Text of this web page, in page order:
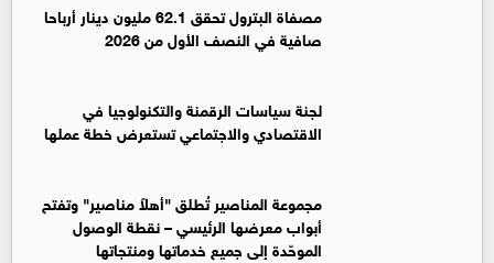
مصفاة البترول تحقق 62.1 مليون دينار أرباحا
صافية في النصف الأول من 2026
لجنة سياسات الرقمنة والتكنولوجيا في
الاقتصادي والاجتماعي تستعرض خطة عملها
مجموعة المناصير تُطلق "أهلاً مناصير" وتفتح
أبواب معرضها الرئيسي – نقطة الوصول
الموحّدة إلى جميع خدماتها ومنتجاتها